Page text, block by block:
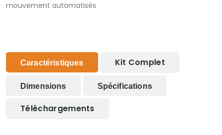
mouvement automatisés
Caractéristiques Kit Complet
Dimensions Spécifications
Téléchargements